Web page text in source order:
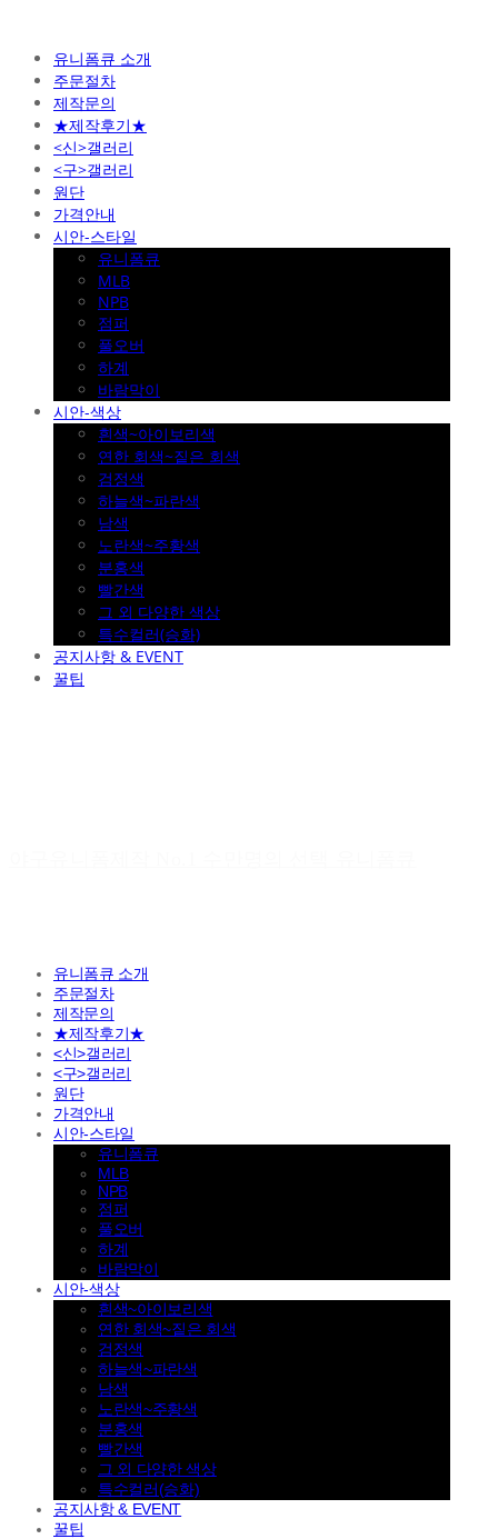
유니폼큐 소개
주문절차
제작문의
★제작후기★
<신>갤러리
<구>갤러리
원단
가격안내
시안-스타일
유니폼큐
MLB
NPB
점퍼
풀오버
하계
바람막이
시안-색상
흰색~아이보리색
연한 회색~짙은 회색
검정색
하늘색~파란색
남색
노란색~주황색
분홍색
빨간색
그 외 다양한 색상
특수컬러(승화)
공지사항 & EVENT
꿀팁
유니폼큐 소개
주문절차
제작문의
★제작후기★
<신>갤러리
<구>갤러리
원단
가격안내
시안-스타일
유니폼큐
MLB
NPB
점퍼
풀오버
하계
바람막이
시안-색상
흰색~아이보리색
연한 회색~짙은 회색
검정색
하늘색~파란색
남색
노란색~주황색
분홍색
빨간색
그 외 다양한 색상
특수컬러(승화)
공지사항 & EVENT
꿀팁